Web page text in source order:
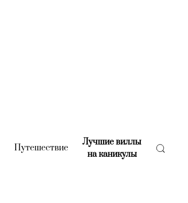
(current)
Путешествие(current)
Лучшие виллы
на каникулы(current)